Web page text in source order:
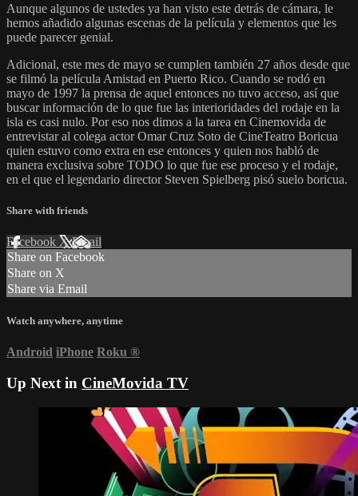
Aunque algunos de ustedes ya han visto este detrás de cámara, le
hemos añadido algunas escenas de la película y elementos que les
puede parecer genial.
Adicional, este mes de mayo se cumplen también 27 años desde que
se filmó la película Amistad en Puerto Rico. Cuando se rodó en
mayo de 1997 la prensa de aquel entonces no tuvo acceso, así que
buscar información de lo que fue las interioridades del rodaje en la
isla es casi nulo. Por eso nos dimos a la tarea en Cinemovida de
entrevistar al colega actor Omar Cruz Soto de CineTeatro Boricua
quien estuvo como extra en ese entonces y quien nos habló de
manera exclusiva sobre TODO lo que fue ese proceso y el rodaje,
en el que el legendario director Steven Spielberg pisó suelo boricua.
Share with friends
Facebook XEmail
Share on Facebook
Share on X
Share via Email
Watch anywhere, anytime
Android iPhone Roku ®
Up Next in CineMovida TV